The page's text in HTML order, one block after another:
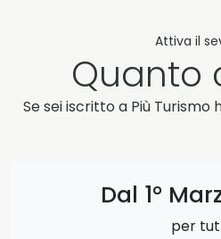
Attiva il
Quanto
Se sei iscritto a Più Turismo
Dal 1°
per